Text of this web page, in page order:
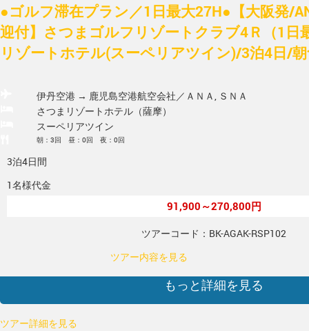
●ゴルフ滞在プラン／1日最大27H●【大阪発/
迎付】さつまゴルフリゾートクラブ4Ｒ（1日
リゾートホテル(スーペリアツイン)/3泊4日/
伊丹空港 → 鹿児島空港航空会社／ＡＮＡ, ＳＮＡ
さつまリゾートホテル（薩摩）
スーペリアツイン
朝：3回 昼：0回 夜：0回
3泊4日間
1名様代金
91,900～270,800円
ツアーコード：BK-AGAK-RSP102
ツアー内容を見る
もっと詳細を見る
ツアー詳細を見る